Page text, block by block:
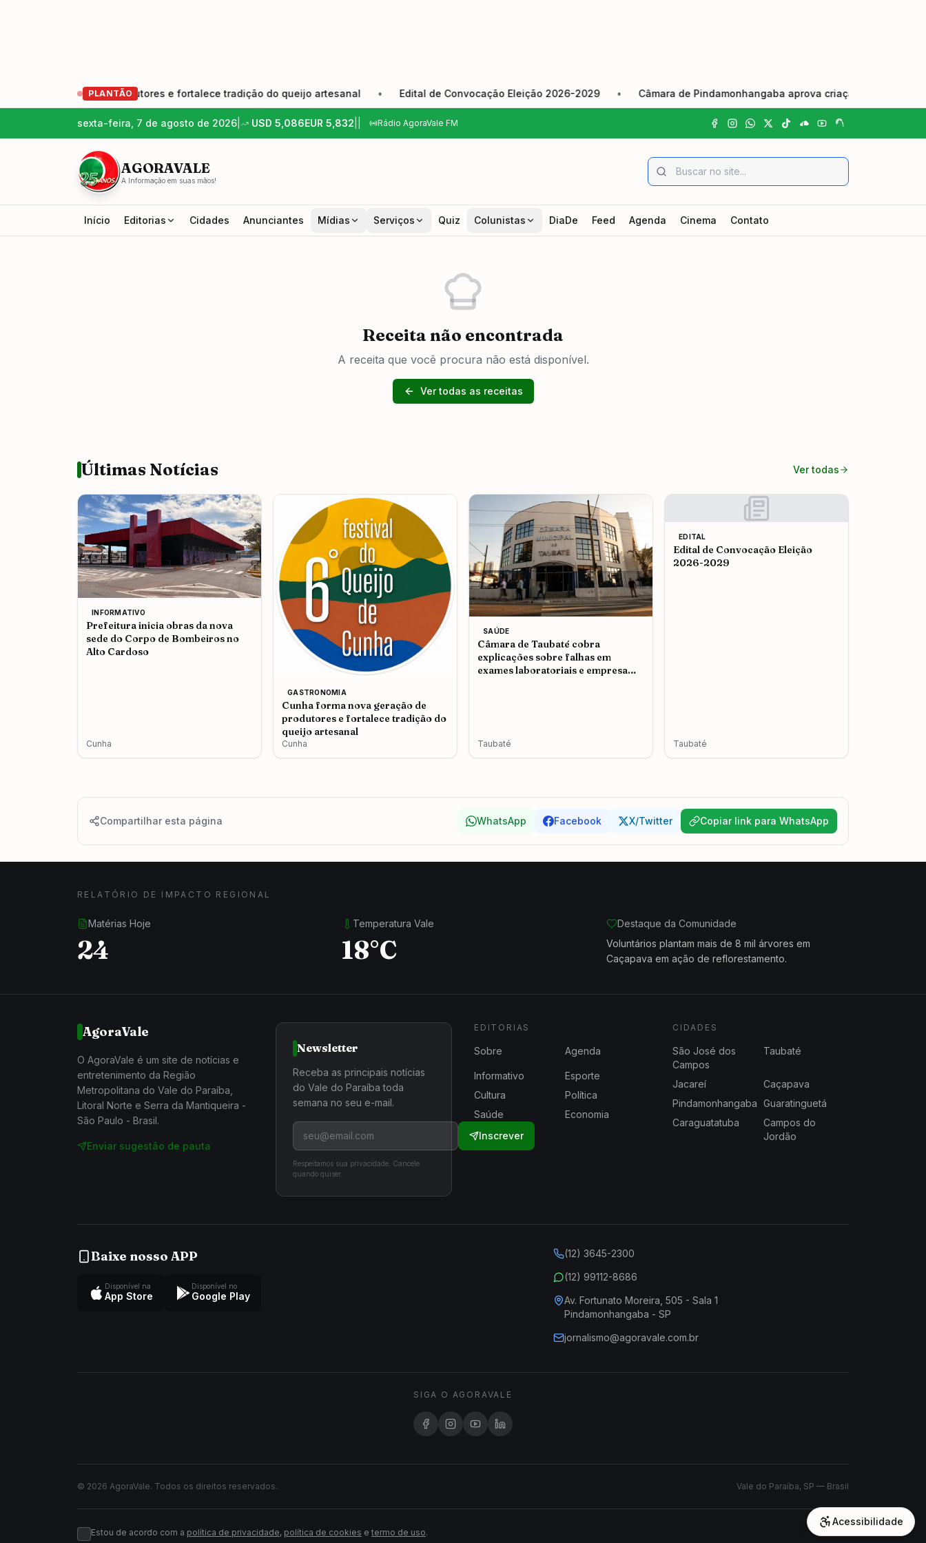
PLANTÃO
geração de produtores e fortalece tradição do queijo artesanal • Edital de Convocação Eleição 2026-2029 • Câmara de Pindamonhangaba aprova criação do Dia Municipal
sexta-feira, 7 de agosto de 2026 USD 5,086EUR 5,832 Rádio AgoraVale FM
AGORAVALE
A Informação em suas mãos!
Início Editorias Cidades Anunciantes Mídias Serviços Quiz Colunistas DiaDe Feed Agenda Cinema Contato
Receita não encontrada
A receita que você procura não está disponível.
Ver todas as receitas
Últimas Notícias Ver todas
INFORMATIVO
Prefeitura inicia obras da nova
sede do Corpo de Bombeiros no
Alto Cardoso
Cunha
GASTRONOMIA
Cunha forma nova geração de
produtores e fortalece tradição do
queijo artesanal
Cunha
SAÚDE
Câmara de Taubaté cobra
explicações sobre falhas em
exames laboratoriais e empresa
Taubaté
EDITAL
Edital de Convocação Eleição
2026-2029
Taubaté
Compartilhar esta página WhatsApp Facebook X/Twitter Copiar link para WhatsApp
RELATÓRIO DE IMPACTO REGIONAL
Matérias Hoje
24
Temperatura Vale
18°C
Destaque da Comunidade
Voluntários plantam mais de 8 mil árvores em
Caçapava em ação de reflorestamento.
AgoraVale
O AgoraVale é um site de notícias e
entretenimento da Região
Metropolitana do Vale do Paraíba,
Litoral Norte e Serra da Mantiqueira -
São Paulo - Brasil.
Enviar sugestão de pauta
Newsletter
Receba as principais notícias
do Vale do Paraíba toda
semana no seu e-mail.
Inscrever
Respeitamos sua privacidade. Cancele
quando quiser.
EDITORIAS
Sobre Agenda
Informativo
Esporte
Cultura
Política
Saúde
Economia
CIDADES
São José dos
Campos
Taubaté
Jacareí
Caçapava
Pindamonhangaba Guaratinguetá
Caraguatatuba
Campos do
Jordão
Baixe nosso APP
Disponível na
App Store
Disponível no
Google Play
(12) 3645-2300
(12) 99112-8686
Av. Fortunato Moreira, 505 - Sala 1
Pindamonhangaba - SP
jornalismo@agoravale.com.br
SIGA O AGORAVALE
© 2026 AgoraVale. Todos os direitos reservados. Vale do Paraíba, SP — Brasil
Estou de acordo com a política de privacidade, política de cookies e termo de uso.
Acessibilidade